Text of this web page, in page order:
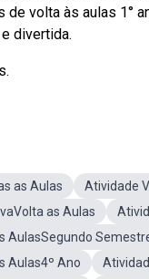
de volta às aulas 1°
divertida.
as Aulas Atividade
as Aulas
AulasSegundo
Aulas4º Ano